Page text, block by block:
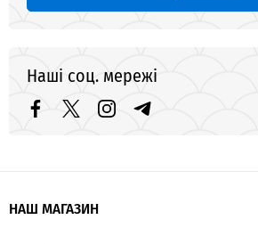
Наші соц. мережі
НАШ МАГАЗИН